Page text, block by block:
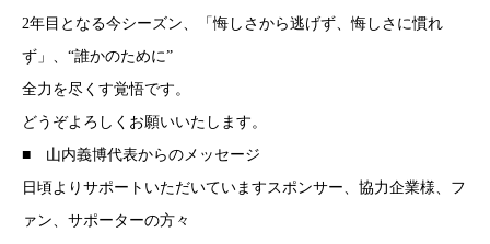
2年目となる今シーズン、「悔しさから逃げず、悔しさに慣れ
ず」、“誰かのために”
全力を尽くす覚悟です。
どうぞよろしくお願いいたします。
■ 山内義博代表からのメッセージ
日頃よりサポートいただいていますスポンサー、協力企業様、フ
ァン、サポーターの方々